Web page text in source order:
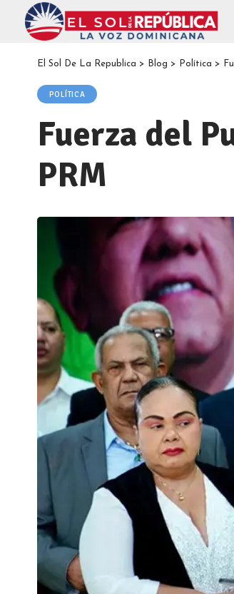
El Sol De La Republica > Blog > Política >
POLÍTICA
Fuerza del
PRM